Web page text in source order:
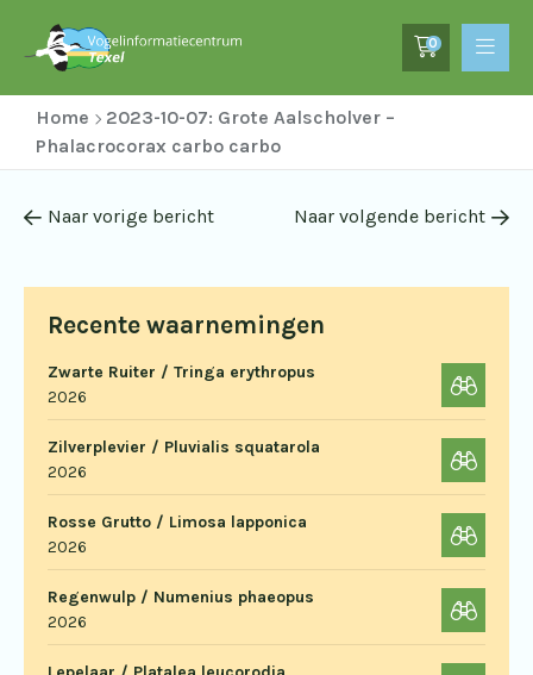
0
Home
2023-10-07: Grote Aalscholver –
Phalacrocorax carbo carbo
Recente waarnemingen
Zwarte Ruiter / Tringa erythropus
2026
Zilverplevier / Pluvialis squatarola
2026
Rosse Grutto / Limosa lapponica
2026
Regenwulp / Numenius phaeopus
2026
Naar vorige bericht Naar volgende bericht